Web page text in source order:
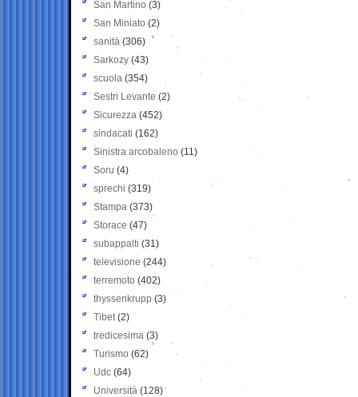
San Martino (3)
San Miniato (2)
sanità (306)
Sarkozy (43)
scuola (354)
Sestri Levante (2)
Sicurezza (452)
sindacati (162)
Sinistra arcobaleno (11)
Soru (4)
sprechi (319)
Stampa (373)
Storace (47)
subappalti (31)
televisione(244)
terremoto (402)
thyssenkrupp (3)
Tibet(2)
tredicesima (3)
Turismo (62)
Udc (64)
Università (128)